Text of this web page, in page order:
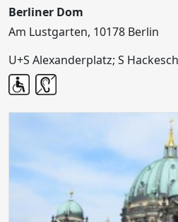
Berliner Dom
Am Lustgarten, 10178 Berlin
U+S Alexanderplatz; S